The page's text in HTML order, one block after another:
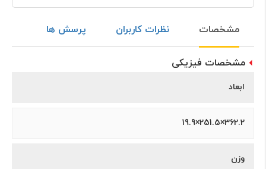
مشخصات نظرات کاربران پرسش ها
مشخصات فیزیکی
ابعاد
362.2×251.5×19.9
وزن